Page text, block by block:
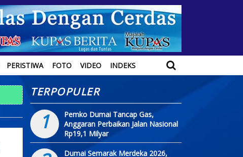
PERISTIWA FOTO VIDEO INDEKS
TERPOPULER
1
Pemko Dumai Tancap Gas,
Anggaran Perbaikan Jalan Nasional
Rp19,1 Milyar
Dumai Semarak Merdeka 2026,